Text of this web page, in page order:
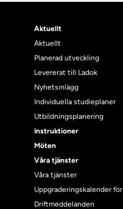
Aktuellt
Aktuellt
Planerad utveckling
Levererat till Ladok
Nyhetsinlägg
Individuella studieplaner
Utbildningsplanering
Instruktioner
Möten
Våra tjänster
Våra tjänster
Uppgraderingskalender
Driftmeddelanden